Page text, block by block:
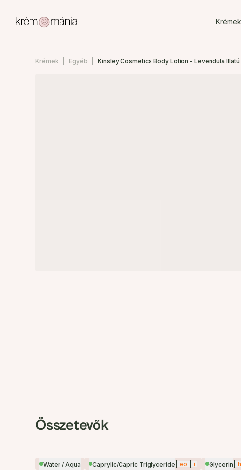
Krémek
Krémek Egyéb Kinsley Cosmetics Body Lotion - Levendula Illatú
Összetevők
Water / Aqua Caprylic/Capric Triglyceride eo i Glycerin h